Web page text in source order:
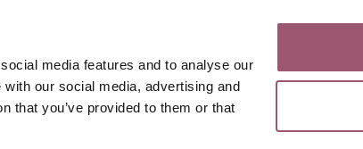
media features and to analyse our
our social media, advertising and
that you’ve provided to them or that